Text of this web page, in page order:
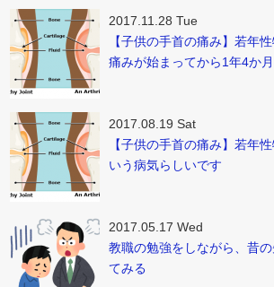
2017.11.28 Tue
【子供の手首の痛み】若年
痛みが始まってから1年4か月
2017.08.19 Sat
【子供の手首の痛み】若年
いう病気らしいです
2017.05.17 Wed
教職の勉強をしながら、昔
てみる